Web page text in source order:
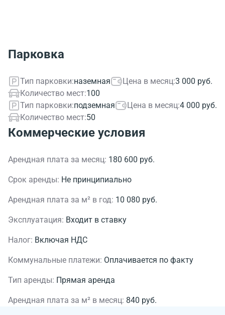
Парковка
Тип парковки:наземная Цена в месяц:3 000 руб.
Количество мест:100
Тип парковки:подземная Цена в месяц:4 000 руб.
Количество мест:50
Коммерческие условия
Арендная плата за месяц: 180 600 руб.
Срок аренды: Не принципиально
Арендная плата за м² в год: 10 080 руб.
Эксплуатация: Входит в ставку
Налог: Включая НДС
Коммунальные платежи: Оплачивается по факту
Тип аренды: Прямая аренда
Арендная плата за м² в месяц: 840 руб.